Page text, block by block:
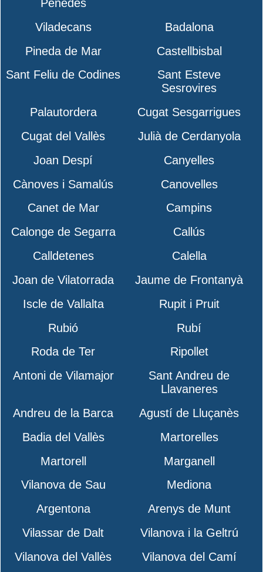
Penedès
Viladecans
Badalona
Pineda de Mar
Castellbisbal
Sant Feliu de Codines
Sant Esteve
Sesrovires
Palautordera
Cugat Sesgarrigues
Cugat del Vallès
Julià de Cerdanyola
Joan Despí
Canyelles
Cànoves i Samalús
Canovelles
Canet de Mar
Campins
Calonge de Segarra
Callús
Calldetenes
Calella
Joan de Vilatorrada
Jaume de Frontanyà
Iscle de Vallalta
Rupit i Pruit
Rubió
Rubí
Roda de Ter
Ripollet
Antoni de Vilamajor
Sant Andreu de
Llavaneres
Andreu de la Barca
Agustí de Lluçanès
Badia del Vallès
Martorelles
Martorell
Marganell
Vilanova de Sau
Mediona
Argentona
Arenys de Munt
Vilassar de Dalt
Vilanova i la Geltrú
Vilanova del Vallès
Vilanova del Camí